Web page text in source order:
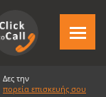
Δες την
πορεία επισκευής σου